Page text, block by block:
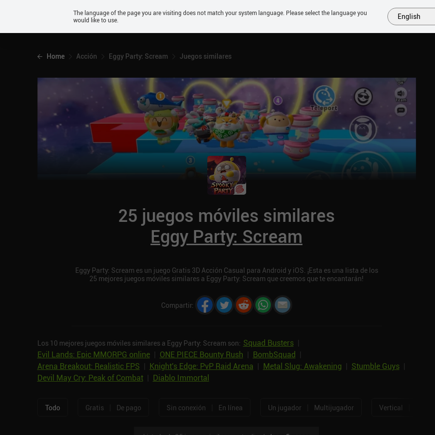
Android
PRÓXIMOS SIMILARES COLECCIONES TOP
Home Acción Eggy Party: Scream Juegos similares
25 juegos móviles similares
Eggy Party: Scream
Eggy Party: Scream es un juego Gratis 3D Acción Casual para Android y iOS. ¡Esta es una lista de los
25 mejores juegos móviles similares a Eggy Party: Scream que creemos que te encantarán!
Compartir:
Los 10 mejores juegos móviles similares a Eggy Party: Scream son: Squad Busters|
Evil Lands: Epic MMORPG online| ONE PIECE Bounty Rush BombSquad
Arena Breakout: Realistic FPS
Knight's Edge: PvP Raid Arena Metal Slug: Awakening Stumble Guys|
Devil May Cry: Peak of Combat| Diablo Immortal
Todo Gratis De pago Sin conexión En línea Un jugador Multijugador Vertical
The language of the page you are visiting does not match your system language. Please select the language you
would like to use.
English